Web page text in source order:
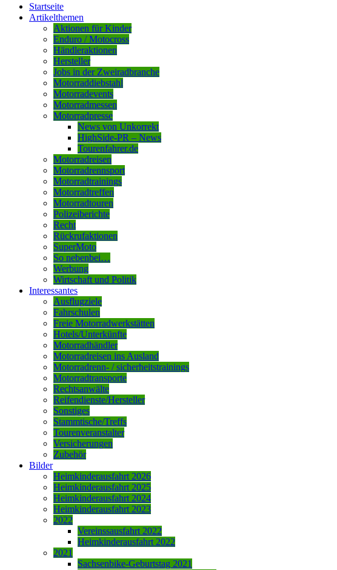
Startseite
Artikelthemen
Aktionen für Kinder
Enduro / Motocross
Händleraktionen
Hersteller
Jobs in der Zweiradbranche
Motorraddiebstahl
Motorradevents
Motorradmessen
Motorradpresse
News von Unkorrekt
HighSide-PR – News
Tourenfahrer.de
Motorradreisen
Motorradrennsport
Motorradtrainings
Motorradtreffen
Motorradtouren
Polizeiberichte
Recht
Rückrufaktionen
SuperMoto
So nebenbei…
Werbung
Wirtschaft und Politik
Interessantes
Ausflugziele
Fahrschulen
Freie Motorradwerkstätten
Hotels/Unterkünfte
Motorradhändler
Motorradreisen ins Ausland
Motorradrenn- / sicherheitstrainings
Motorradtransporte
Rechtsanwälte
Reifendienste/Hersteller
Sonstiges
Stammtische/Treffs
Tourenveranstalter
Versicherungen
Zubehör
Bilder
Heimkinderausfahrt 2026
Heimkinderausfahrt 2025
Heimkinderausfahrt 2024
Heimkinderausfahrt 2023
2022
Vereinssausfahrt 2022
Heimkinderausfahrt 2022
2021
Sachsenbike-Geburtstag 2021